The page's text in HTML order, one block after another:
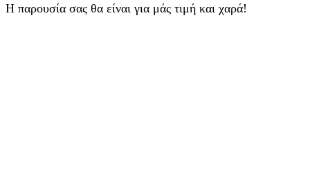
Η παρουσία σας θα είναι για μάς τιμή και χαρά!